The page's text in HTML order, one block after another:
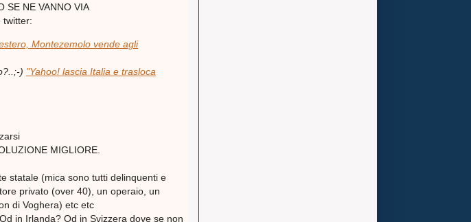
SE NE VANNO VIA
twitter:
Montezemolo vende agli
) "Yahoo! lascia Italia e trasloca
MIGLIORE.
statale (mica sono tutti delinquenti e
privato (over 40), un operaio, un
di Voghera) etc etc
in Irlanda? Od in Svizzera dove se non